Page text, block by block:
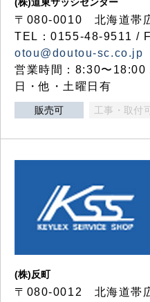
〒080-0010 北海道帯
TEL：0155-48-9511 /
otou@doutou-sc.co.jp
営業時間：8:30〜18:00
日・他・土曜日有
販売可 工事・取付
(株)反町
〒080-0012 北海道帯